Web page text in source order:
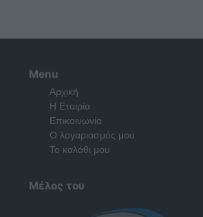
Menu
Αρχική
Η Εταιρία
Επικοινωνία
Ο λογαριασμός μου
Το καλάθι μου
Μέλος του